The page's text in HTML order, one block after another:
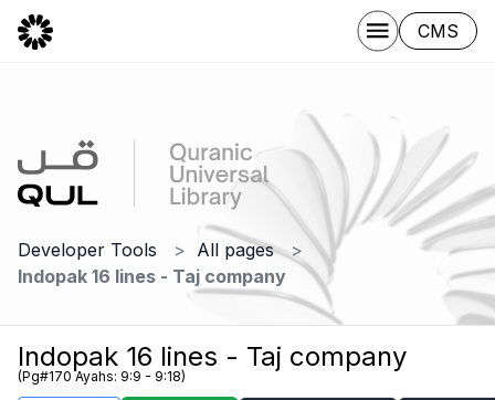
CMS
Developer Tools
All pages
Indopak 16 lines - Taj company
Indopak 16 lines - Taj company
(Pg#170 Ayahs: 9:9 - 9:18)